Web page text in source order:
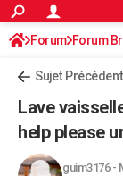
ACTUALITÉS
Politique
Société
Faits Divers
Education
Monde
Villes
+
Programme TV
TNTStreaming
Cinéma
Sorties cinéma
Musique
+FINANCE
Retraite
Impôts
Epargne
Immobilier
Risques naturels
Banque
Assurance
Crédit
AUTO
Forum Forum
Sujet Précédent
Lave
help please
guim3176-